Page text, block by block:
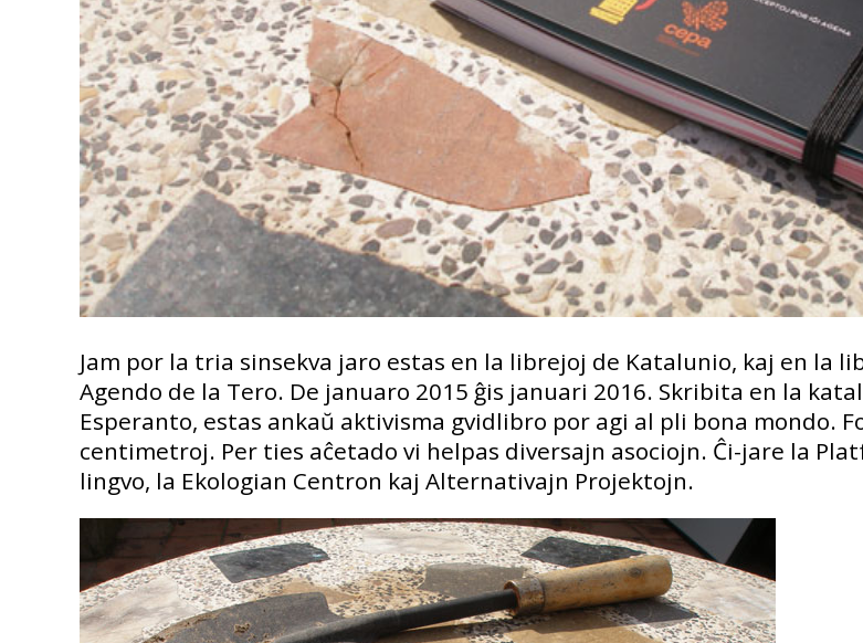
Jam por la tria sinsekva jaro estas en la librejoj de Katalunio, kaj en la
Agendo de la Tero. De januaro 2015 ĝis januari 2016. Skribita en la
Esperanto, estas ankaŭ aktivisma gvidlibro por agi al pli bona mondo.
centimetroj. Per ties aĉetado vi helpas diversajn asociojn. Ĉi-jare la
lingvo, la Ekologian Centron kaj Alternativajn Projektojn.